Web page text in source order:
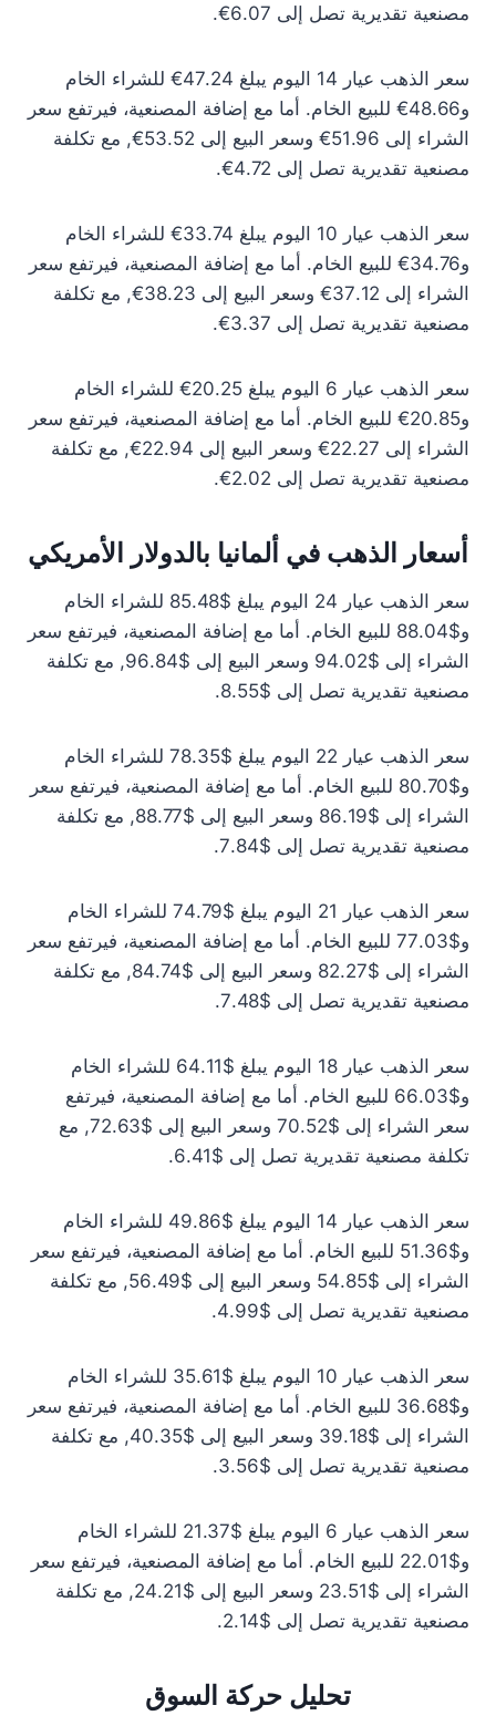
مصنعية تقديرية تصل إلى 6.07€.
سعر الذهب عيار 14 اليوم يبلغ 47.24€ للشراء الخام
و48.66€ للبيع الخام. أما مع إضافة المصنعية، فيرتفع سعر
الشراء إلى 51.96€ وسعر البيع إلى 53.52€, مع تكلفة
مصنعية تقديرية تصل إلى 4.72€.
سعر الذهب عيار 10 اليوم يبلغ 33.74€ للشراء الخام
و34.76€ للبيع الخام. أما مع إضافة المصنعية، فيرتفع سعر
الشراء إلى 37.12€ وسعر البيع إلى 38.23€, مع تكلفة
مصنعية تقديرية تصل إلى 3.37€.
سعر الذهب عيار 6 اليوم يبلغ 20.25€ للشراء الخام
و20.85€ للبيع الخام. أما مع إضافة المصنعية، فيرتفع سعر
الشراء إلى 22.27€ وسعر البيع إلى 22.94€, مع تكلفة
مصنعية تقديرية تصل إلى 2.02€.
أسعار الذهب في ألمانيا بالدولار الأمريكي
سعر الذهب عيار 24 اليوم يبلغ $85.48 للشراء الخام
و$88.04 للبيع الخام. أما مع إضافة المصنعية، فيرتفع سعر
الشراء إلى $94.02 وسعر البيع إلى $96.84, مع تكلفة
مصنعية تقديرية تصل إلى $8.55.
سعر الذهب عيار 22 اليوم يبلغ $78.35 للشراء الخام
و$80.70 للبيع الخام. أما مع إضافة المصنعية، فيرتفع سعر
الشراء إلى $86.19 وسعر البيع إلى $88.77, مع تكلفة
مصنعية تقديرية تصل إلى $7.84.
سعر الذهب عيار 21 اليوم يبلغ $74.79 للشراء الخام
و$77.03 للبيع الخام. أما مع إضافة المصنعية، فيرتفع سعر
الشراء إلى $82.27 وسعر البيع إلى $84.74, مع تكلفة
مصنعية تقديرية تصل إلى $7.48.
سعر الذهب عيار 18 اليوم يبلغ $64.11 للشراء الخام
و$66.03 للبيع الخام. أما مع إضافة المصنعية، فيرتفع
سعر الشراء إلى $70.52 وسعر البيع إلى $72.63, مع
تكلفة مصنعية تقديرية تصل إلى $6.41.
سعر الذهب عيار 14 اليوم يبلغ $49.86 للشراء الخام
و$51.36 للبيع الخام. أما مع إضافة المصنعية، فيرتفع سعر
الشراء إلى $54.85 وسعر البيع إلى $56.49, مع تكلفة
مصنعية تقديرية تصل إلى $4.99.
سعر الذهب عيار 10 اليوم يبلغ $35.61 للشراء الخام
و$36.68 للبيع الخام. أما مع إضافة المصنعية، فيرتفع سعر
الشراء إلى $39.18 وسعر البيع إلى $40.35, مع تكلفة
مصنعية تقديرية تصل إلى $3.56.
سعر الذهب عيار 6 اليوم يبلغ $21.37 للشراء الخام
و$22.01 للبيع الخام. أما مع إضافة المصنعية، فيرتفع سعر
الشراء إلى $23.51 وسعر البيع إلى $24.21, مع تكلفة
مصنعية تقديرية تصل إلى $2.14.
تحليل حركة السوق